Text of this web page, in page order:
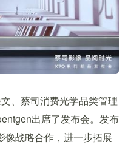
、蔡司消费光学品类管理
出席了发布会。发布
像战略合作，进一步拓展